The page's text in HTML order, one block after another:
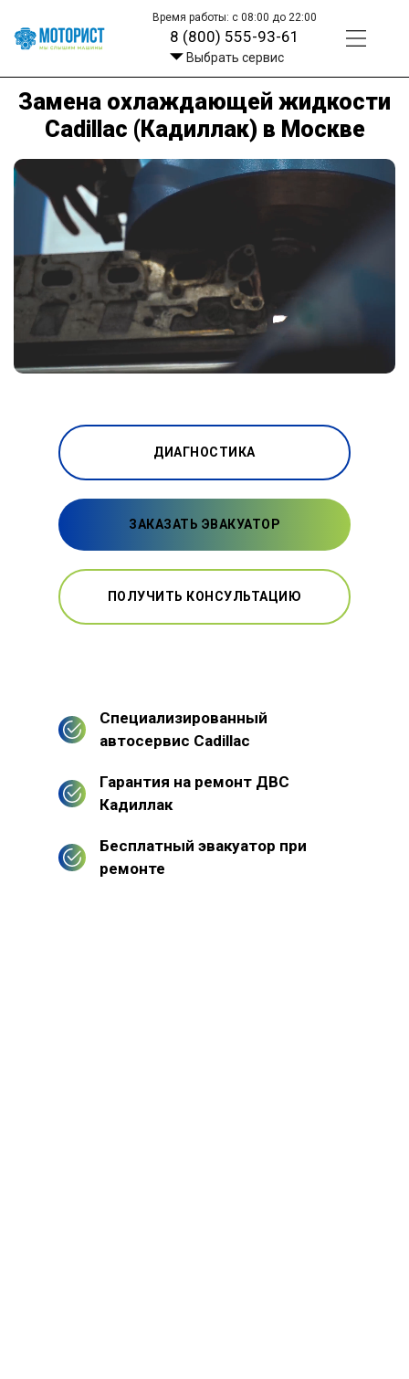
Время работы: с 08:00 до 22:00
8 (800) 555-93-61
Выбрать сервис
Замена охлаждающей жидкости
Cadillac (Кадиллак) в Москве
ДИАГНОСТИКА
ЗАКАЗАТЬ ЭВАКУАТОР
ПОЛУЧИТЬ КОНСУЛЬТАЦИЮ
Специализированный
автосервис Cadillac
Гарантия на ремонт ДВС
Кадиллак
Бесплатный эвакуатор при
ремонте